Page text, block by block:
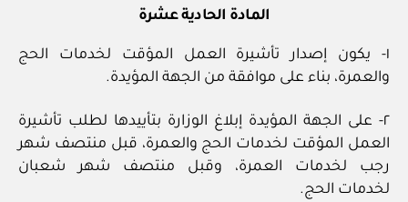
المادة الحادية عشرة
١- يكون إصدار تأشيرة العمل المؤقت لخدمات الحج
والعمرة، بناء على موافقة من الجهة المؤيدة.
٢- على الجهة المؤيدة إبلاغ الوزارة بتأييدها لطلب تأشيرة
العمل المؤقت لخدمات الحج والعمرة، قبل منتصف شهر
رجب لخدمات العمرة، وقبل منتصف شهر شعبان
لخدمات الحج.